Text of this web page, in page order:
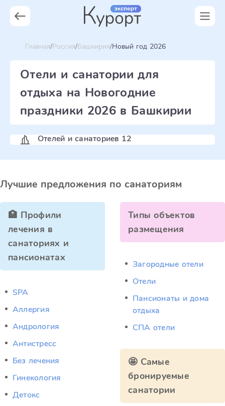
Главная Россия Башкирия Новый год 2026
Отели и санатории для
отдыха на Новогодние
праздники 2026 в Башкирии
Отелей и санаториев 12
Лучшие предложения по санаториям
🏥 Профили
лечения в
санаториях и
пансионатах
SPA
Аллергия
Андрология
Антистресс
Без лечения
Гинекология
Детокс
Типы объектов
размещения
Загородные отели
Отели
Пансионаты и дома
отдыха
СПА отели
🤩 Самые
бронируемые
санатории